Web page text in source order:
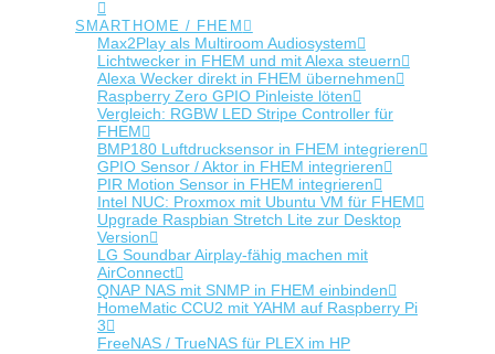
SMARTHOME / FHEM
Max2Play als Multiroom Audiosystem
Lichtwecker in FHEM und mit Alexa steuern
Alexa Wecker direkt in FHEM übernehmen
Raspberry Zero GPIO Pinleiste löten
Vergleich: RGBW LED Stripe Controller für
FHEM
BMP180 Luftdrucksensor in FHEM integrieren
GPIO Sensor / Aktor in FHEM integrieren
PIR Motion Sensor in FHEM integrieren
Intel NUC: Proxmox mit Ubuntu VM für FHEM
Upgrade Raspbian Stretch Lite zur Desktop
Version
LG Soundbar Airplay-fähig machen mit
AirConnect
QNAP NAS mit SNMP in FHEM einbinden
HomeMatic CCU2 mit YAHM auf Raspberry Pi
3
FreeNAS / TrueNAS für PLEX im HP